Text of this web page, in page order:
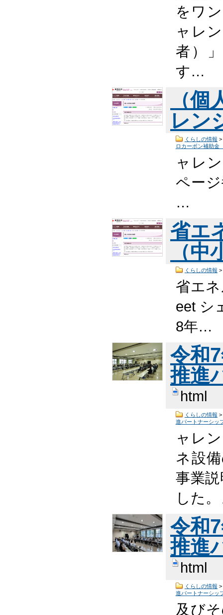
をワ
ャレ
者）
す…
（
レン
くらしの情報 >
ロカーボン補助金
ャレ
ペー
…
省エ
（
くらしの情報 >
省エ
eet シ
8年…
令和
推進
html
くらしの情報 >
進パートナーシッ
ャレ
ネ設
事業
した
令和
推進
html
くらしの情報 >
進パートナーシッ
及び